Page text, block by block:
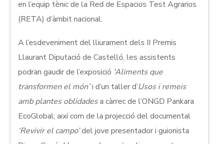
en l’equip tènic de la Red de Espacios Test Agrarios
(RETA) d’àmbit nacional.
A l’esdeveniment del lliurament dels II Premis
Llaurant Diputació de Castelló, les assistents
podran gaudir de l’exposició ‘Aliments que
transformen el món’i d’un taller d’Usos i remeis
amb plantes oblidadesa càrrec de l’ONGD Pankara
EcoGlobal; així com de la projecció del documental
‘Revivir el campo’del jove presentador i guionista